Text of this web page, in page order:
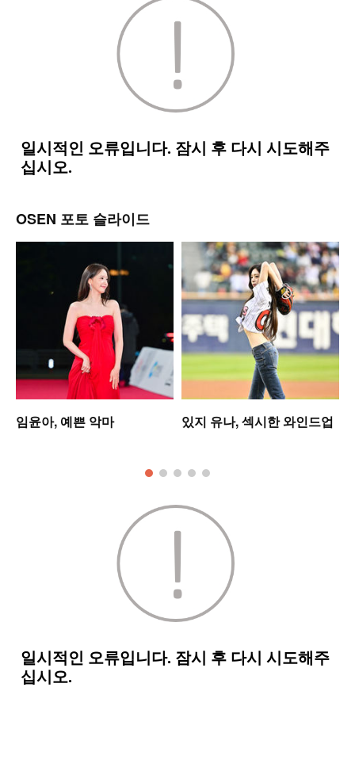
OSEN 포토 슬라이드
임윤아, 예쁜 악마 있지 유나, 섹시한 와인드업